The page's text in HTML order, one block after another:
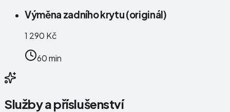
Výměna zadního krytu (originál)
1 290 Kč
60 min
Služby a příslušenství